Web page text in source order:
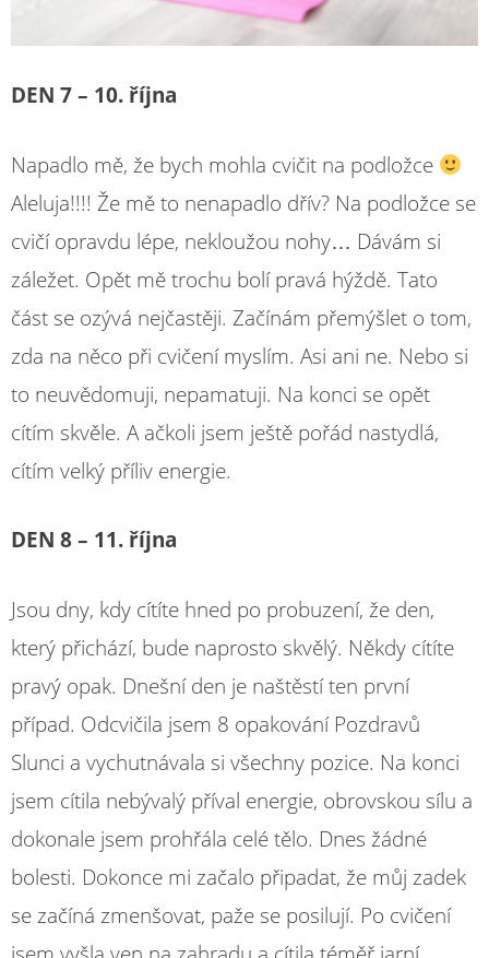
DEN 7 – 10. října
Napadlo mě, že bych mohla cvičit na podložce
Aleluja!!!! Že mě to nenapadlo dřív? Na podložce se
cvičí opravdu lépe, nekloužou nohy… Dávám si
záležet. Opět mě trochu bolí pravá hýždě. Tato
část se ozývá nejčastěji. Začínám přemýšlet o tom,
zda na něco při cvičení myslím. Asi ani ne. Nebo si
to neuvědomuji, nepamatuji. Na konci se opět
cítím skvěle. A ačkoli jsem ještě pořád nastydlá,
cítím velký příliv energie.
DEN 8 – 11. října
Jsou dny, kdy cítíte hned po probuzení, že den,
který přichází, bude naprosto skvělý. Někdy cítíte
pravý opak. Dnešní den je naštěstí ten první
případ. Odcvičila jsem 8 opakování Pozdravů
Slunci a vychutnávala si všechny pozice. Na konci
jsem cítila nebývalý příval energie, obrovskou sílu a
dokonale jsem prohřála celé tělo. Dnes žádné
bolesti. Dokonce mi začalo připadat, že můj zadek
se začíná zmenšovat, paže se posilují. Po cvičení